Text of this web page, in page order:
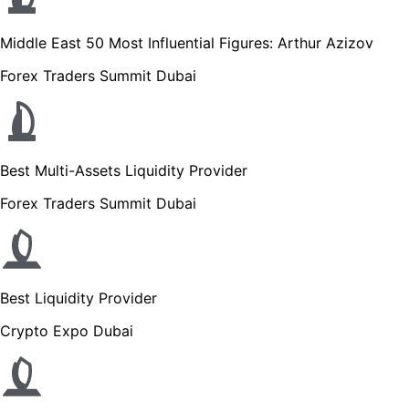
Middle East 50 Most Influential Figures: Arthur Azizov
Forex Traders Summit Dubai
Best Multi-Assets Liquidity Provider
Forex Traders Summit Dubai
Best Liquidity Provider
Crypto Expo Dubai